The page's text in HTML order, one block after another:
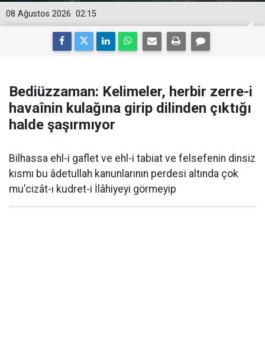
02:15
08 Ağustos 2026
Bediüzzaman: Kelimeler, herbir zerre-i
havaînin kulağına girip dilinden çıktığı
halde şaşırmıyor
Bilhassa ehl-i gaflet ve ehl-i tabiat ve felsefenin dinsiz
kısmı bu âdetullah kanunlarının perdesi altında çok
mu'cizât-ı kudret-i İlâhiyeyi görmeyip